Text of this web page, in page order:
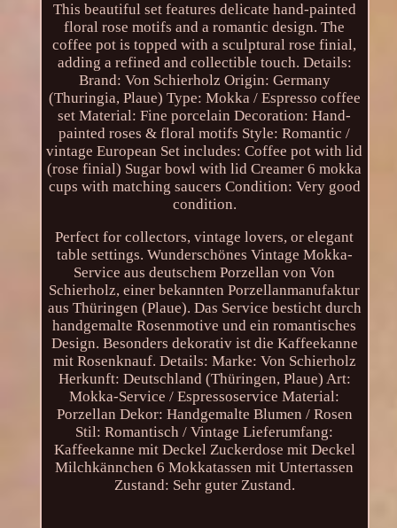
This beautiful set features delicate hand-painted
floral rose motifs and a romantic design. The
coffee pot is topped with a sculptural rose finial,
adding a refined and collectible touch. Details:
Brand: Von Schierholz Origin: Germany
(Thuringia, Plaue) Type: Mokka / Espresso coffee
set Material: Fine porcelain Decoration: Hand-
painted roses & floral motifs Style: Romantic /
vintage European Set includes: Coffee pot with lid
(rose finial) Sugar bowl with lid Creamer 6 mokka
cups with matching saucers Condition: Very good
condition.
Perfect for collectors, vintage lovers, or elegant
table settings. Wunderschönes Vintage Mokka-
Service aus deutschem Porzellan von Von
Schierholz, einer bekannten Porzellanmanufaktur
aus Thüringen (Plaue). Das Service besticht durch
handgemalte Rosenmotive und ein romantisches
Design. Besonders dekorativ ist die Kaffeekanne
mit Rosenknauf. Details: Marke: Von Schierholz
Herkunft: Deutschland (Thüringen, Plaue) Art:
Mokka-Service / Espressoservice Material:
Porzellan Dekor: Handgemalte Blumen / Rosen
Stil: Romantisch / Vintage Lieferumfang:
Kaffeekanne mit Deckel Zuckerdose mit Deckel
Milchkännchen 6 Mokkatassen mit Untertassen
Zustand: Sehr guter Zustand.